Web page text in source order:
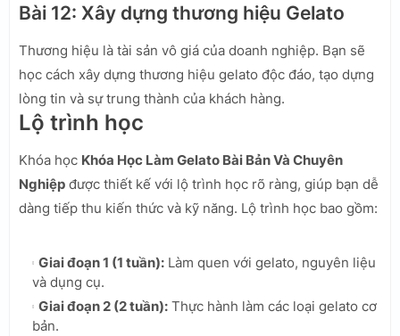
Bài 12: Xây dựng thương hiệu Gelato
Thương hiệu là tài sản vô giá của doanh nghiệp. Bạn sẽ
học cách xây dựng thương hiệu gelato độc đáo, tạo dựng
lòng tin và sự trung thành của khách hàng.
Lộ trình học
Khóa học Khóa Học Làm Gelato Bài Bản Và Chuyên
Nghiệp được thiết kế với lộ trình học rõ ràng, giúp bạn dễ
dàng tiếp thu kiến thức và kỹ năng. Lộ trình học bao gồm:
Giai đoạn 1 (1 tuần): Làm quen với gelato, nguyên liệu
và dụng cụ.
Giai đoạn 2 (2 tuần): Thực hành làm các loại gelato cơ
bản.